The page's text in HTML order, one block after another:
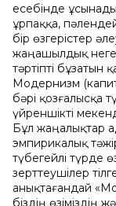
есебінде
ұрпаққа,
бір өзгерістер
жаңашылдық неге
тәртіпті бұзатын
Модернизм
бәрі қозғалысқа
үйреншікті
Бұл жаңалықтар
эмпирикалық
түбегейлі түрде
зерттеушілер
анықтағандай
біздің өзіміздің